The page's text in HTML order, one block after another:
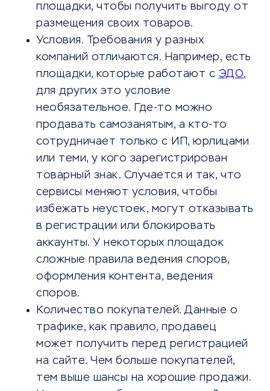
площадки, чтобы получить выгоду от
размещения своих товаров.
Условия. Требования у разных
компаний отличаются. Например, есть
площадки, которые работают с ЭДО,
для других это условие
необязательное. Где-то можно
продавать самозанятым, а кто-то
сотрудничает только с ИП, юрлицами
или теми, у кого зарегистрирован
товарный знак. Случается и так, что
сервисы меняют условия, чтобы
избежать неустоек, могут отказывать
в регистрации или блокировать
аккаунты. У некоторых площадок
сложные правила ведения споров,
оформления контента, ведения
споров.
Количество покупателей. Данные о
трафике, как правило, продавец
может получить перед регистрацией
на сайте. Чем больше покупателей,
тем выше шансы на хорошие продажи.